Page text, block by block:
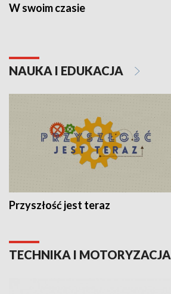
W swoim czasie
NAUKA I EDUKACJA
Przyszłość jest teraz
TECHNIKA I MOTORYZACJA